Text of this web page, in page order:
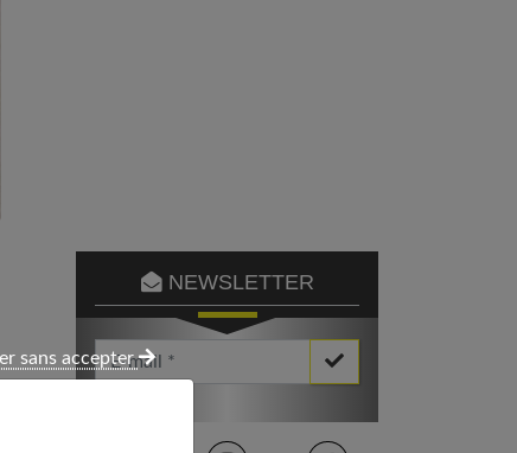
NEWSLETTER
Votre Email *
sans accepter